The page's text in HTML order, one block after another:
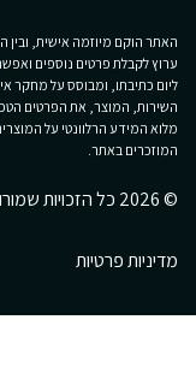
האתר הוקם מיוזמה אישית,
ערוץ לקבלת פרטים נוספים
ליום כתיבתו, ומבוסס על מחקר
השירות, המוצר, את הפרטים
מלוא המידע הרלוונטי על
המוזכרים באתר.
© 2026 כל הזכויות שמורות ל- Health Wise
מדיניות פרטיות